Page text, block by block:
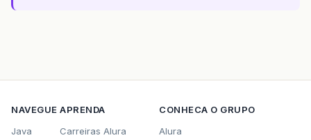
NAVEGUE
Java
APRENDA
Carreiras Alura
CONHECA O GRUPO
Alura